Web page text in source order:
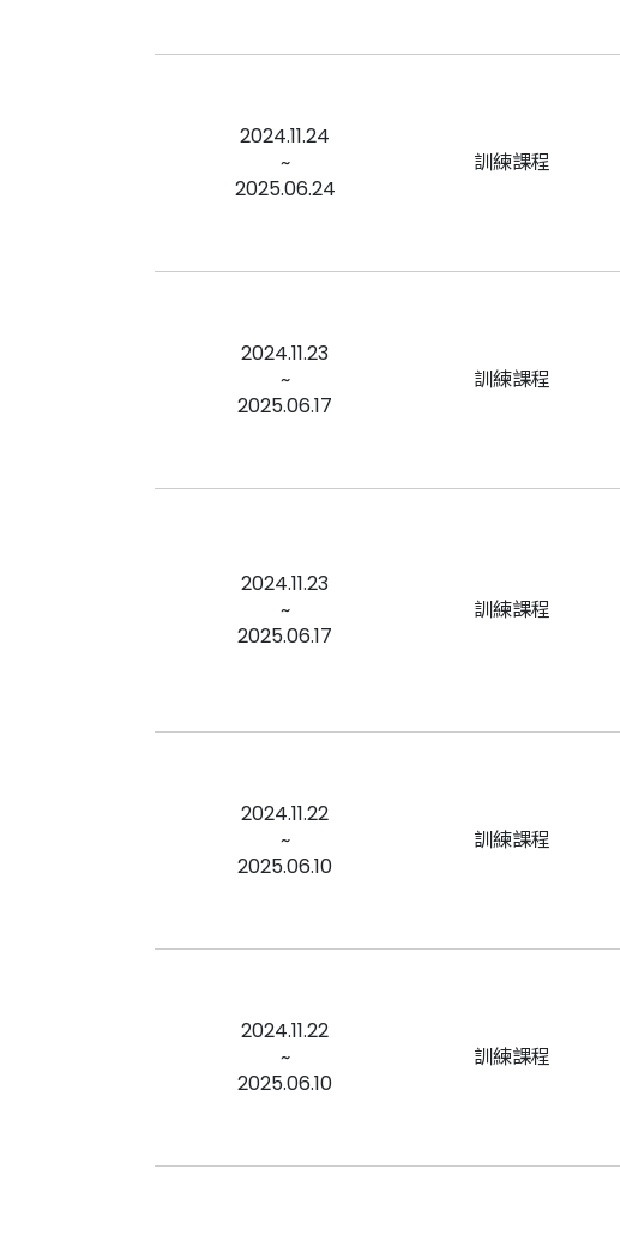
2024.11.24
~
2025.06.24
訓練課程
2024.11.23
~
2025.06.17
訓練課程
2024.11.23
~
2025.06.17
訓練課程
2024.11.22
~
2025.06.10
訓練課程
2024.11.22
~
2025.06.10
訓練課程